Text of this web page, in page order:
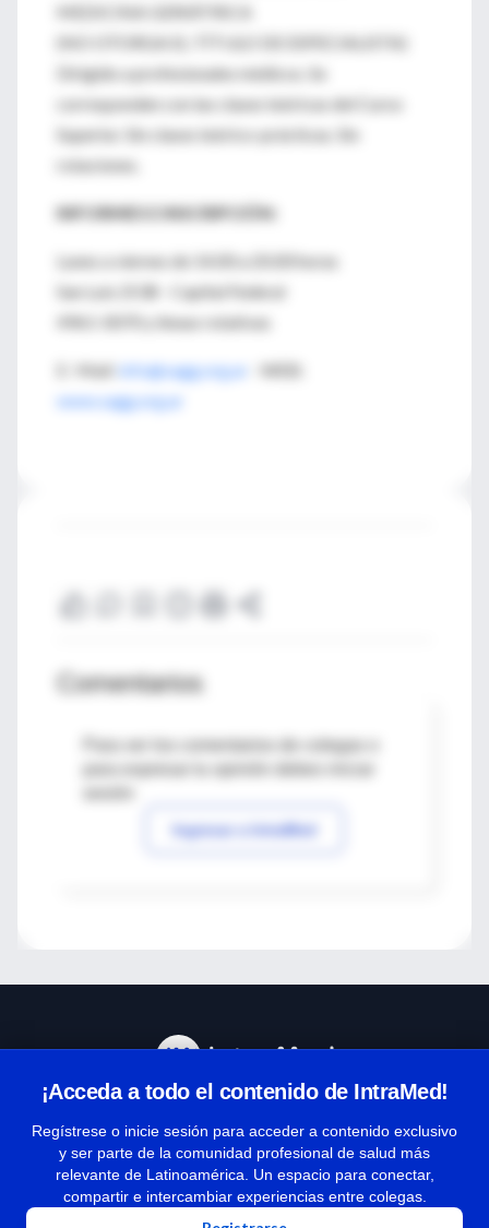
MEDICINA GERIÁTRICA
(NO OTORGA EL TÍTULO DE ESPECIALISTA)
Dirigido a profesionales médicos. Se
corresponden con las clases teóricas del Curso
Superior. Sin clases teórico-prácticas. Sin
rotaciones.
INFORMES E INSCRIPCIÓN:
Lunes a viernes de 14.00 a 20.00 horas
San Luis 2538 - Capital Federal
4961-0070 y líneas rotativas
E- Mail: info@sagg.org.ar
- WEB:
www.sagg.org.ar
Comentarios
Para ver los comentarios de colegas o
Ingresar a IntraMed
¡Acceda a todo el contenido de IntraMed!
Regístrese o inicie sesión para acceder a contenido exclusivo
y ser parte de la comunidad profesional de salud más
relevante de Latinoamérica. Un espacio para conectar,
compartir e intercambiar experiencias entre colegas.
Términos y condiciones
| Políticas de privacidad